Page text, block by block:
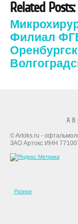
Related Posts:
Филиал
A B
© Artoks.ru -
ЗАО Артокс ИНН
Разное